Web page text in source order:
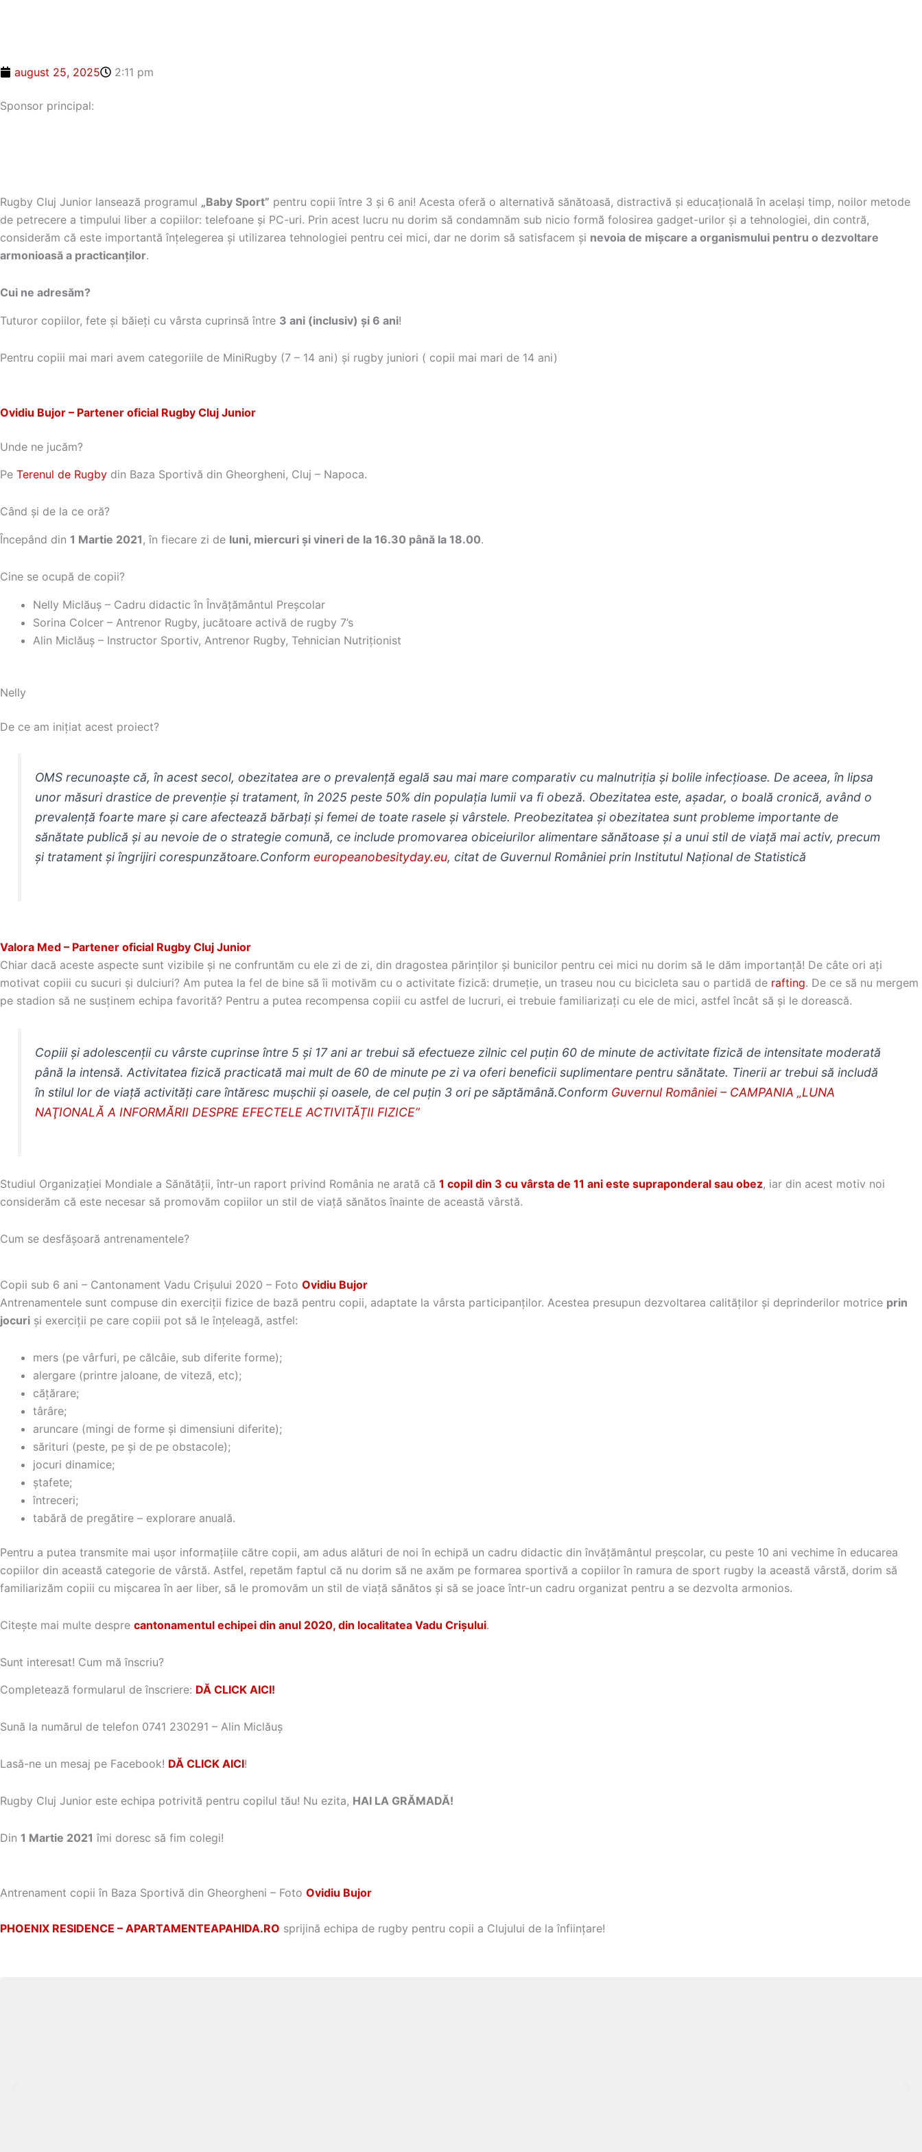
august 25, 2025 2:11 pm
Sponsor principal:
Rugby Cluj Junior lansează programul „Baby Sport” pentru copii între 3 și 6 ani! Acesta oferă o alternativă sănătoasă, distractivă și educațională în același timp, noilor metode
de petrecere a timpului liber a copiilor: telefoane și PC-uri. Prin acest lucru nu dorim să condamnăm sub nicio formă folosirea gadget-urilor și a tehnologiei, din contră,
considerăm că este importantă înțelegerea și utilizarea tehnologiei pentru cei mici, dar ne dorim să satisfacem și nevoia de mișcare a organismului pentru o dezvoltare
armonioasă a practicanților.
Cui ne adresăm?
Tuturor copiilor, fete și băieți cu vârsta cuprinsă între 3 ani (inclusiv) și 6 ani!
Pentru copiii mai mari avem categoriile de MiniRugby (7 – 14 ani) și rugby juniori ( copii mai mari de 14 ani)
Ovidiu Bujor – Partener oficial Rugby Cluj Junior
Unde ne jucăm?
Pe Terenul de Rugby din Baza Sportivă din Gheorgheni, Cluj – Napoca.
Când și de la ce oră?
Începând din 1 Martie 2021, în fiecare zi de luni, miercuri și vineri de la 16.30 până la 18.00.
Cine se ocupă de copii?
Nelly Miclăuș – Cadru didactic în Învățământul Preșcolar
Sorina Colcer – Antrenor Rugby, jucătoare activă de rugby 7’s
Alin Miclăuș – Instructor Sportiv, Antrenor Rugby, Tehnician Nutriționist
Nelly
De ce am inițiat acest proiect?
OMS recunoaște că, în acest secol, obezitatea are o prevalență egală sau mai mare comparativ cu malnutriția și bolile infecțioase. De aceea, în lipsa
unor măsuri drastice de prevenție și tratament, în 2025 peste 50% din populația lumii va fi obeză. Obezitatea este, așadar, o boală cronică, având o
prevalență foarte mare și care afectează bărbați și femei de toate rasele și vârstele. Preobezitatea și obezitatea sunt probleme importante de
sănătate publică și au nevoie de o strategie comună, ce include promovarea obiceiurilor alimentare sănătoase și a unui stil de viață mai activ, precum
și tratament și îngrijiri corespunzătoare.Conformeuropeanobesityday.eu, citat de Guvernul României prin Institutul Național de Statistică
Valora Med – Partener oficial Rugby Cluj Junior
Chiar dacă aceste aspecte sunt vizibile și ne confruntăm cu ele zi de zi, din dragostea părinților și bunicilor pentru cei mici nu dorim să le dăm importanță! De câte ori ați
motivat copiii cu sucuri și dulciuri? Am putea la fel de bine să îi motivăm cu o activitate fizică: drumeție, un traseu nou cu bicicleta sau o partidă de rafting. De ce să nu mergem
pe stadion să ne susținem echipa favorită? Pentru a putea recompensa copiii cu astfel de lucruri, ei trebuie familiarizați cu ele de mici, astfel încât să și le dorească.
Copiii și adolescenții cu vârste cuprinse între 5 și 17 ani ar trebui să efectueze zilnic cel puțin 60 de minute de activitate fizică de intensitate moderată
până la intensă. Activitatea fizică practicată mai mult de 60 de minute pe zi va oferi beneficii suplimentare pentru sănătate. Tinerii ar trebui să includă
în stilul lor de viață activități care întăresc mușchii și oasele, de cel puțin 3 ori pe săptămână.Conform Guvernul României – CAMPANIA „LUNA
NAŢIONALĂ A INFORMĂRII DESPRE EFECTELE ACTIVITĂȚII FIZICE”
Studiul Organizației Mondiale a Sănătății, într-un raport privind România ne arată că 1 copil din 3 cu vârsta de 11 ani este supraponderal sau obez, iar din acest motiv noi
considerăm că este necesar să promovăm copiilor un stil de viață sănătos înainte de această vârstă.
Cum se desfășoară antrenamentele?
Copii sub 6 ani – Cantonament Vadu Crișului 2020 – Foto Ovidiu Bujor
Antrenamentele sunt compuse din exerciții fizice de bază pentru copii, adaptate la vârsta participanților. Acestea presupun dezvoltarea calităților și deprinderilor motrice prin
jocuri și exerciții pe care copiii pot să le înțeleagă, astfel:
mers (pe vârfuri, pe călcâie, sub diferite forme);
alergare (printre jaloane, de viteză, etc);
cățărare;
târâre;
aruncare (mingi de forme și dimensiuni diferite);
sărituri (peste, pe și de pe obstacole);
jocuri dinamice;
ștafete;
întreceri;
tabără de pregătire – explorare anuală.
Pentru a putea transmite mai ușor informațiile către copii, am adus alături de noi în echipă un cadru didactic din învățământul preșcolar, cu peste 10 ani vechime în educarea
copiilor din această categorie de vârstă. Astfel, repetăm faptul că nu dorim să ne axăm pe formarea sportivă a copiilor în ramura de sport rugby la această vârstă, dorim să
familiarizăm copiii cu mișcarea în aer liber, să le promovăm un stil de viață sănătos și să se joace într-un cadru organizat pentru a se dezvolta armonios.
Citește mai multe despre cantonamentul echipei din anul 2020, din localitatea Vadu Crișului.
Sunt interesat! Cum mă înscriu?
Completează formularul de înscriere: DĂ CLICK AICI!
Sună la numărul de telefon 0741 230291 – Alin Miclăuș
Lasă-ne un mesaj pe Facebook! DĂ CLICK AICI!
Rugby Cluj Junior este echipa potrivită pentru copilul tău! Nu ezita, HAI LA GRĂMADĂ!
Din 1 Martie 2021 îmi doresc să fim colegi!
Antrenament copii în Baza Sportivă din Gheorgheni – Foto Ovidiu Bujor
PHOENIX RESIDENCE – APARTAMENTEAPAHIDA.RO sprijină echipa de rugby pentru copii a Clujului de la înființare!